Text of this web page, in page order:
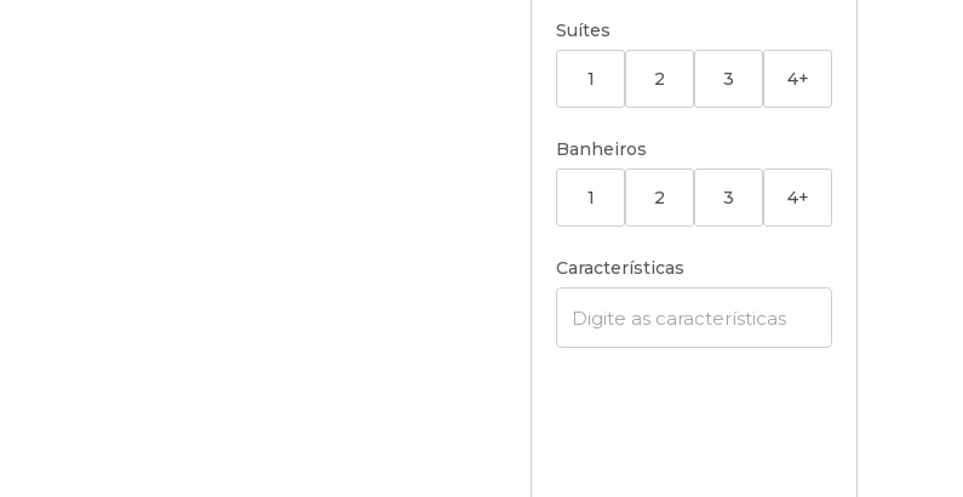
Suítes
1 2 3 4+
Banheiros
1 2 3 4+
Características